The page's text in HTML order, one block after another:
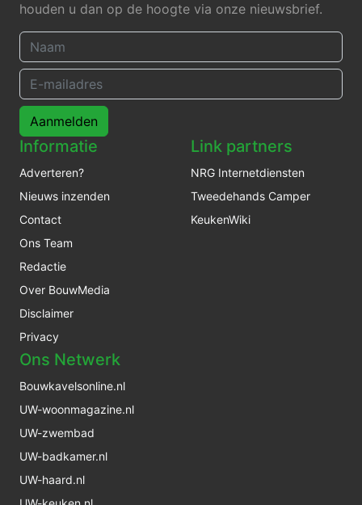
houden u dan op de hoogte via onze nieuwsbrief.
Aanmelden
Informatie
Adverteren?
Nieuws inzenden
Contact
Ons Team
Redactie
Over BouwMedia
Disclaimer
Privacy
Link partners
NRG Internetdiensten
Tweedehands Camper
KeukenWiki
Ons Netwerk
Bouwkavelsonline.nl
UW-woonmagazine.nl
UW-zwembad
UW-badkamer.nl
UW-haard.nl